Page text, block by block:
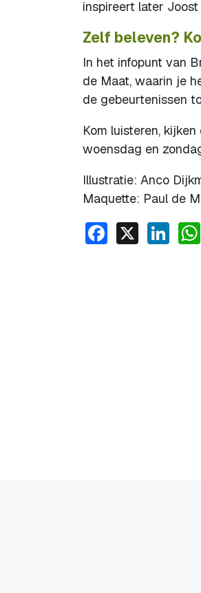
inspireert later
Zelf beleven?
In het infopunt van
de Maat, waarin je
de gebeurtenissen
Kom luisteren,
woensdag en
Illustratie: Anco
Maquette: Paul de
Facebook
X